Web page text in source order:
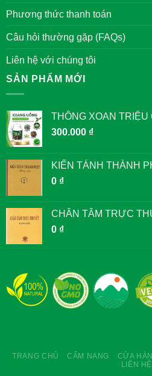
Phương thức thanh toán
Câu hỏi thường gặp (FAQs)
Liên hệ với chúng tôi
SẢN PHẨM MỚI
THÔNG XOAN TRIỆU
300.000 ₫
KIẾN TÁNH THÀNH
0 ₫
CHÂN TÂM TRỰC
0 ₫
TRANG CHỦ CẨM NANG CỬA
LIÊN HỆ